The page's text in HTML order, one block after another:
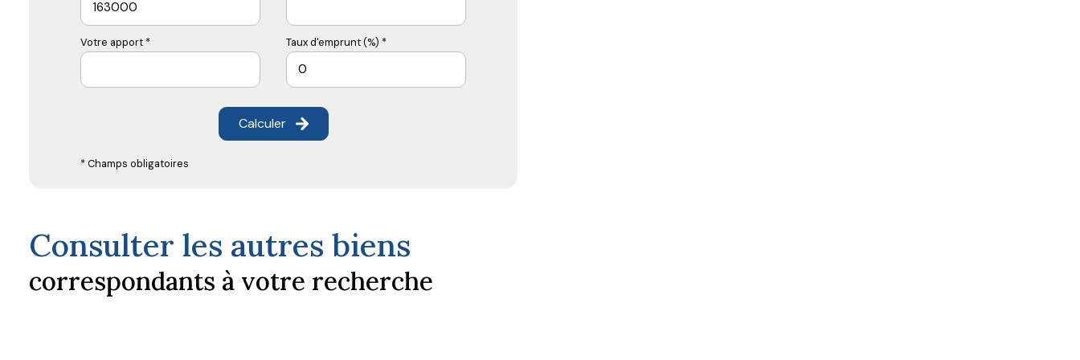
Votre apport * Taux d'emprunt (%) *
Calculer
* Champs obligatoires
Consulter les autres biens
correspondants à votre recherche